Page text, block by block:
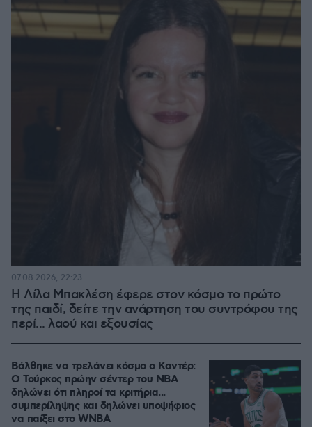
Η Λίλα Μπακλέση έφερε στον κόσμο το πρώτο
της παιδί, δείτε την ανάρτηση του συντρόφου της
περί... λαού και εξουσίας
07.08.2026, 22:23
Βάλθηκε να τρελάνει κόσμο ο Καντέρ:
Ο Τούρκος πρώην σέντερ του NBA
δηλώνει ότι πληροί τα κριτήρια...
συμπερίληψης και δηλώνει υποψήφιος
να παίξει στο WNBA